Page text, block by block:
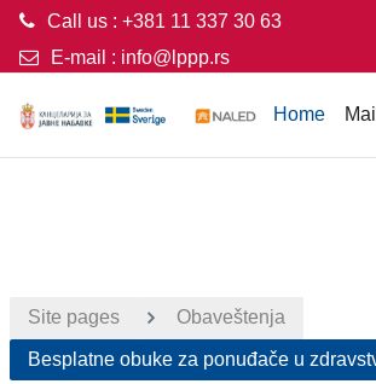
Call us : +381 11 337 30 63
E-mail : info@lppp.rs
Home
Site pages Obaveštenja
Besplatne obuke za ponuđače u